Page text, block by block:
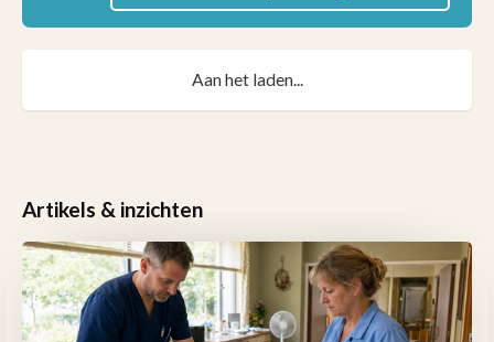
Aan het laden...
Artikels & inzichten